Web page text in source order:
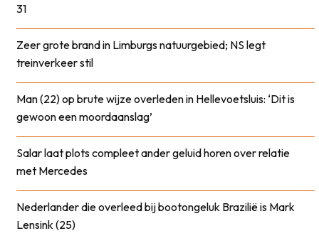
31
Zeer grote brand in Limburgs natuurgebied; NS legt
treinverkeer stil
Man (22) op brute wijze overleden in Hellevoetsluis: ‘Dit is
gewoon een moordaanslag’
Salar laat plots compleet ander geluid horen over relatie
met Mercedes
Nederlander die overleed bij bootongeluk Brazilië is Mark
Lensink (25)